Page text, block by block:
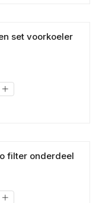
set voorkoeler
filter onderdeel